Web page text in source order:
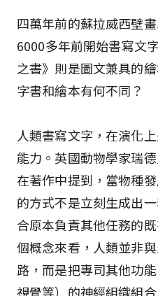
四萬年前的蘇拉威西壁
6000多年前開始書寫文
之書》則是圖文兼具的
字書和繪本有何不同？
人類書寫文字，在演化
能力。英國動物學家瑞
在著作中提到，當物種
的方式不是立刻生成出
合原本負責其他任務的
個概念來看，人類並非
路，而是把專司其他功
視覺等）的神經組織組